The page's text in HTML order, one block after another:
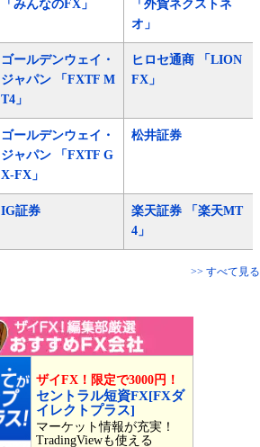
「みんなのFX」
「外貨ネクストネ
オ」
ゴールデンウェイ・
ジャパン 「FXTF M
T4」
ヒロセ通商 「LION
FX」
ゴールデンウェイ・
ジャパン 「FXTF G
X-FX」
松井証券
IG証券
楽天証券 「楽天MT
4」
>> すべて見る
ザイFX！限定で3000円！
セントラル短資FX[FXダ
イレクトプラス]
マーケット情報が充実！
TradingViewも使える